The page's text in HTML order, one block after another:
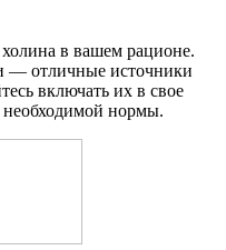
в вашем рационе.
— отличные источники
включать их в свое
нормы.